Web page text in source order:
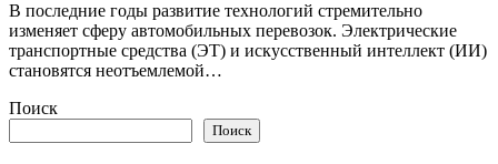
В последние годы развитие технологий стремительно
изменяет сферу автомобильных перевозок. Электрические
транспортные средства (ЭТ) и искусственный интеллект (ИИ)
становятся неотъемлемой…
Поиск
Поиск